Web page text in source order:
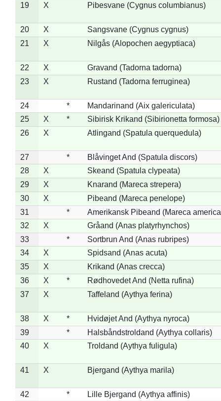
19
X Pibesvane (Cygnus columbianus)
20 X
Sangsvane (Cygnus cygnus)
21
X Nilgås (Alopochen aegyptiaca)
22 X
Gravand (Tadorna tadorna)
23
X Rustand (Tadorna ferruginea)
24 *
Mandarinand (Aix galericulata)
25
X *
Sibirisk Krikand (Sibirionetta formosa)
26
X Atlingand (Spatula querquedula)
27 *
Blåvinget And (Spatula discors)
28
X
Skeand (Spatula clypeata)
29
X
Knarand (Mareca strepera)
30
X
Pibeand (Mareca penelope)
31
*
Amerikansk Pibeand (Mareca
32
X
Gråand (Anas platyrhynchos)
33
*
Sortbrun And (Anas rubripes)
34
X
Spidsand (Anas acuta)
35
X
Krikand (Anas crecca)
36
X *
Rødhovedet And (Netta rufina)
37
X Taffeland (Aythya ferina)
38 X *
Hvidøjet And (Aythya nyroca)
39
*
Halsbåndstroldand (Aythya collaris)
40
X Troldand (Aythya fuligula)
41 X Bjergand (Aythya marila)
42 *
Lille Bjergand (Aythya affinis)